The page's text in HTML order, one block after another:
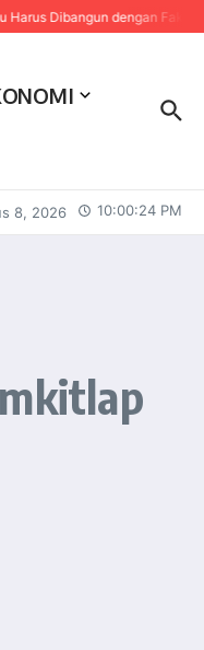
dengan Fakta dan Sains”
8, 2026 10:00:26 PM